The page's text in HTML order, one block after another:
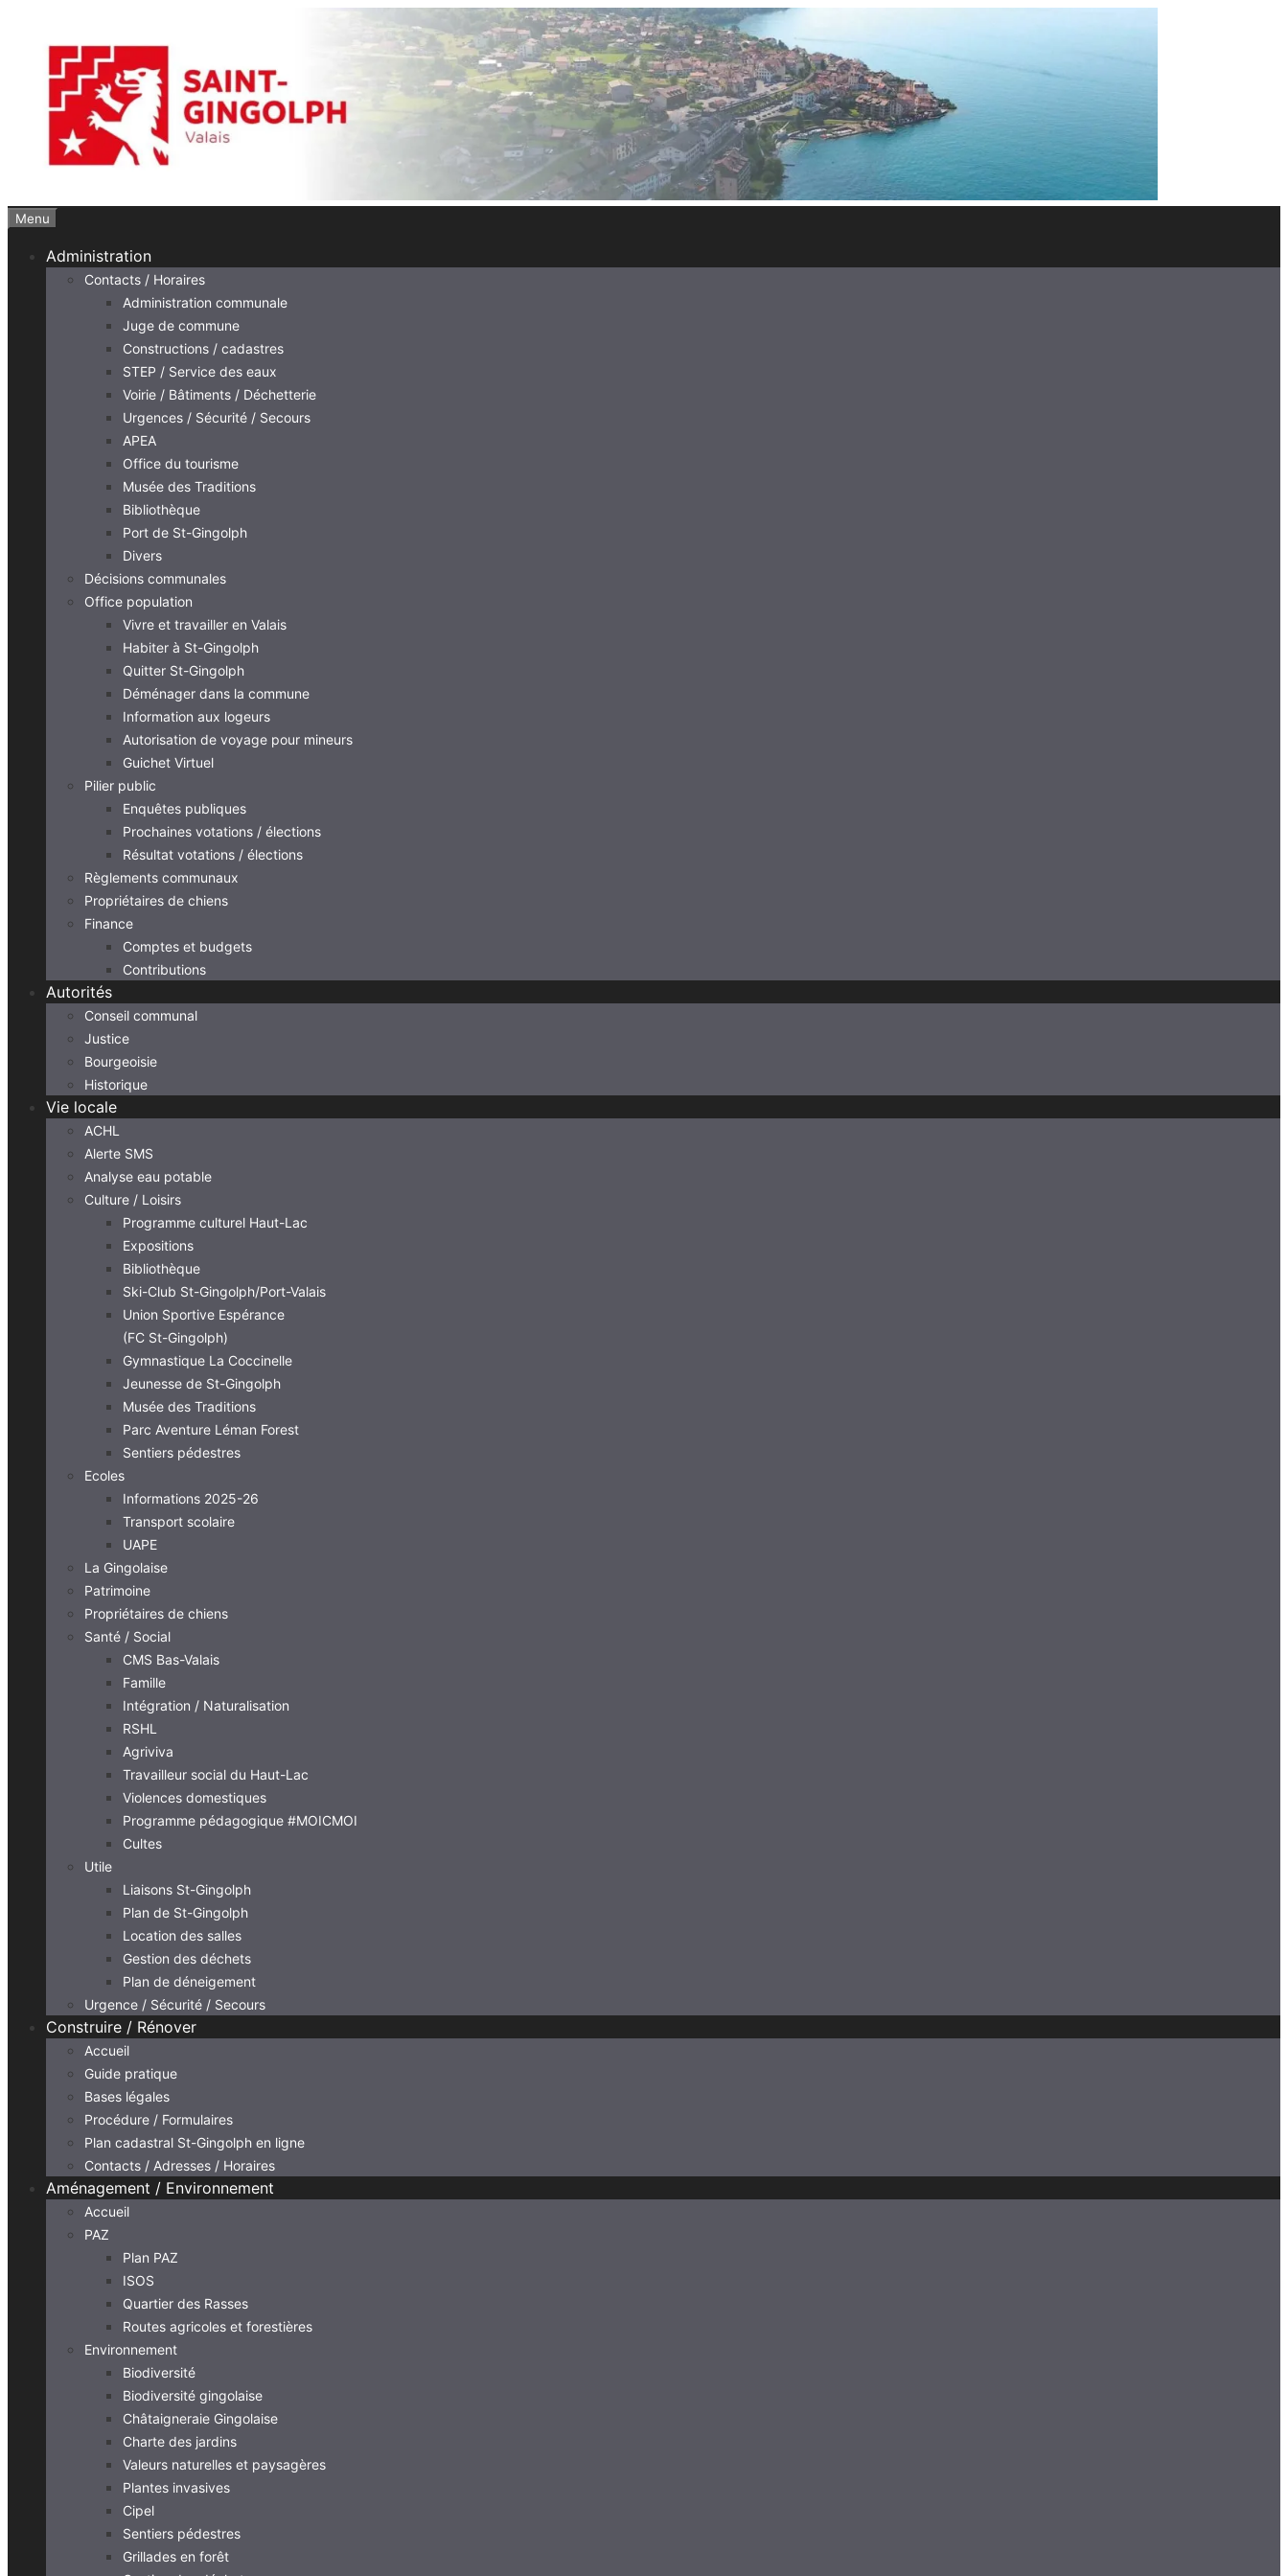
contenu
Menu
Administration
Contacts / Horaires
Administration communale
Juge de commune
Constructions / cadastres
STEP / Service des eaux
Voirie / Bâtiments / Déchetterie
Urgences / Sécurité / Secours
APEA
Office du tourisme
Musée des Traditions
Bibliothèque
Port de St-Gingolph
Divers
Décisions communales
Office population
Vivre et travailler en Valais
Habiter à St-Gingolph
Quitter St-Gingolph
Déménager dans la commune
Information aux logeurs
Autorisation de voyage pour mineurs
Guichet Virtuel
Pilier public
Enquêtes publiques
Prochaines votations / élections
Résultat votations / élections
Règlements communaux
Propriétaires de chiens
Finance
Comptes et budgets
Contributions
Autorités
Conseil communal
Justice
Bourgeoisie
Historique
Vie locale
ACHL
Alerte SMS
Analyse eau potable
Culture / Loisirs
Programme culturel Haut-Lac
Expositions
Bibliothèque
Ski-Club St-Gingolph/Port-Valais
Union Sportive Espérance
(FC St-Gingolph)
Gymnastique La Coccinelle
Jeunesse de St-Gingolph
Musée des Traditions
Parc Aventure Léman Forest
Sentiers pédestres
Ecoles
Informations 2025-26
Transport scolaire
UAPE
La Gingolaise
Patrimoine
Propriétaires de chiens
Santé / Social
CMS Bas-Valais
Famille
Intégration / Naturalisation
RSHL
Agriviva
Travailleur social du Haut-Lac
Violences domestiques
Programme pédagogique #MOICMOI
Cultes
Utile
Liaisons St-Gingolph
Plan de St-Gingolph
Location des salles
Gestion des déchets
Plan de déneigement
Urgence / Sécurité / Secours
Construire / Rénover
Accueil
Guide pratique
Bases légales
Procédure / Formulaires
Plan cadastral St-Gingolph en ligne
Contacts / Adresses / Horaires
Aménagement / Environnement
Accueil
PAZ
Plan PAZ
ISOS
Quartier des Rasses
Routes agricoles et forestières
Environnement
Biodiversité
Biodiversité gingolaise
Châtaigneraie Gingolaise
Charte des jardins
Valeurs naturelles et paysagères
Plantes invasives
Cipel
Sentiers pédestres
Grillades en forêt